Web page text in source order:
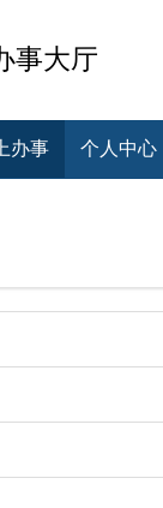
事大厅
办事 个人中心